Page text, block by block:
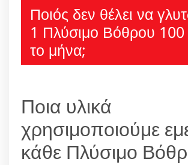
Ποιός δεν θέλει να
1 Πλύσιμο Βόθρου
το μήνα;
Ποια υλικά
χρησιμοποιούμε
κάθε Πλύσιμο